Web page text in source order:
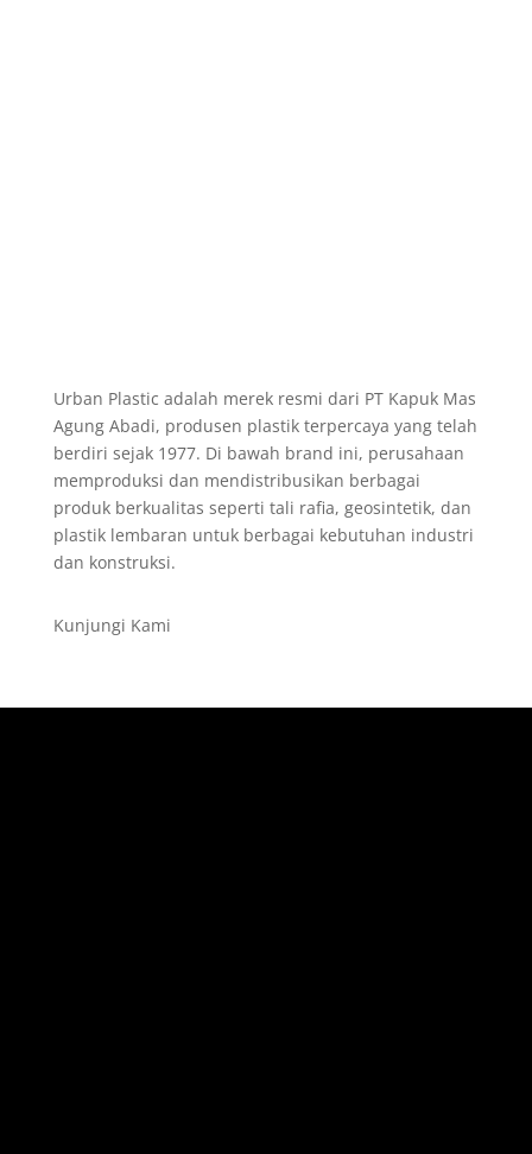
Urban Plastic adalah merek resmi dari PT Kapuk Mas
Agung Abadi, produsen plastik terpercaya yang telah
berdiri sejak 1977. Di bawah brand ini, perusahaan
memproduksi dan mendistribusikan berbagai
produk berkualitas seperti tali rafia, geosintetik, dan
plastik lembaran untuk berbagai kebutuhan industri
dan konstruksi.
Kunjungi Kami